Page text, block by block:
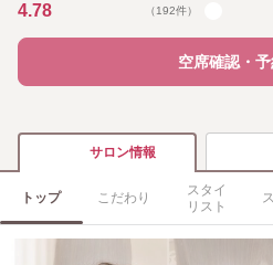
4.78 （192件）
空席確認・
サロン情報
トップ こだわり
スタイ
リスト